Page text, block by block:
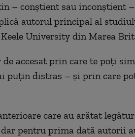
– conștient sau inconștient
autorul principal al
University din Marea
accesat prin care te poți
puțin distras – și prin care
care au arătat
pentru prima dată autorii